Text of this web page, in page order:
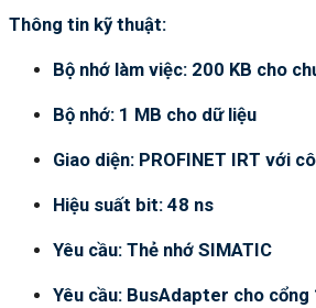
Thông tin kỹ thuật:
Bộ nhớ làm việc: 200 KB cho
Bộ nhớ: 1 MB cho dữ liệu
Giao diện: PROFINET IRT với
Hiệu suất bit: 48 ns
Yêu cầu: Thẻ nhớ SIMATIC
Yêu cầu: BusAdapter cho cổng